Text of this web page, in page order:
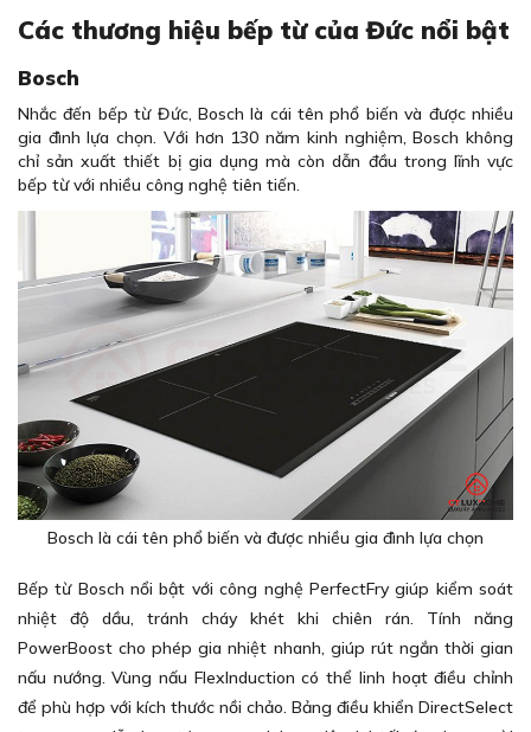
Các thương hiệu bếp từ của Đức nổi bật
Bosch
Nhắc đến bếp từ Đức, Bosch là cái tên phổ biến và được nhiều
gia đình lựa chọn. Với hơn 130 năm kinh nghiệm, Bosch không
chỉ sản xuất thiết bị gia dụng mà còn dẫn đầu trong lĩnh vực
bếp từ với nhiều công nghệ tiên tiến.
Bosch là cái tên phổ biến và được nhiều gia đình lựa chọn
Bếp từ Bosch nổi bật với công nghệ PerfectFry giúp kiểm soát
nhiệt độ dầu, tránh cháy khét khi chiên rán. Tính năng
PowerBoost cho phép gia nhiệt nhanh, giúp rút ngắn thời gian
nấu nướng. Vùng nấu FlexInduction có thể linh hoạt điều chỉnh
để phù hợp với kích thước nồi chảo. Bảng điều khiển DirectSelect